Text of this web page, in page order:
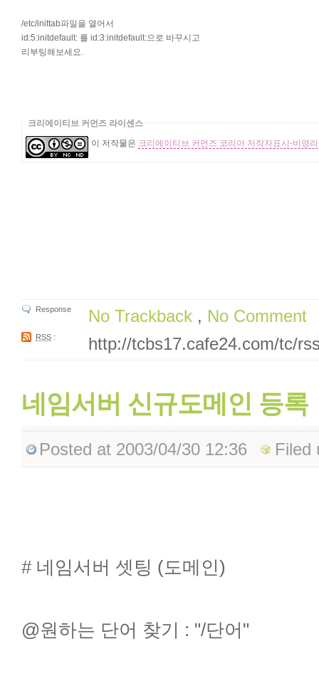
/etc/inittab파일을 열어서
id:5:initdefault: 를 id:3:initdefault:으로 바꾸시고
리부팅해보세요.
크리에이티브 커먼즈 라이센스
이 저작물은 크리에이티브 커먼즈 코리아 저작자표시-비영
Response No Trackback , No Comment
RSS : http://tcbs17.cafe24.com/tc/
네임서버 신규도메인 등록
Posted at 2003/04/30 12:36 Filed
# 네임서버 셋팅 (도메인)
@원하는 단어 찾기 : "/단어"